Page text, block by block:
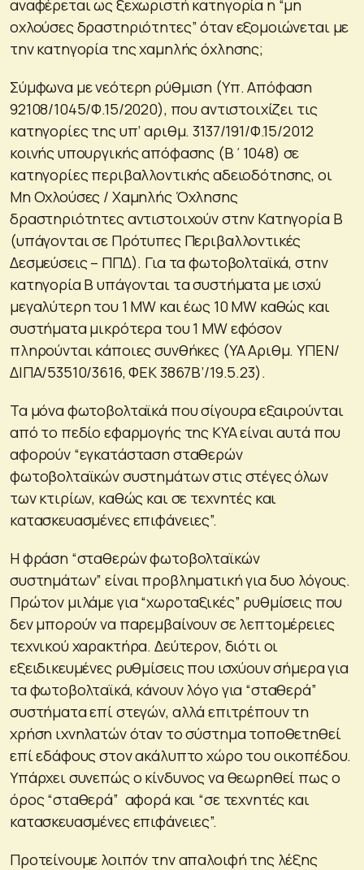
αναφέρεται ως ξεχωριστή κατηγορία η “μη
οχλούσες δραστηριότητες” όταν εξομοιώνεται με
την κατηγορία της χαμηλής όχλησης;
Σύμφωνα με νεότερη ρύθμιση (Υπ. Απόφαση
92108/1045/Φ.15/2020), που αντιστοιχίζει τις
κατηγορίες της υπ’ αριθμ. 3137/191/Φ.15/2012
κοινής υπουργικής απόφασης (Β΄1048) σε
κατηγορίες περιβαλλοντικής αδειοδότησης, οι
Μη Οχλούσες / Χαμηλής Όχλησης
δραστηριότητες αντιστοιχούν στην Κατηγορία Β
(υπάγονται σε Πρότυπες Περιβαλλοντικές
Δεσμεύσεις – ΠΠΔ). Για τα φωτοβολταϊκά, στην
κατηγορία Β υπάγονται τα συστήματα με ισχύ
μεγαλύτερη του 1 MW και έως 10 MW καθώς και
συστήματα μικρότερα του 1 MW εφόσον
πληρούνται κάποιες συνθήκες (ΥΑ Αριθμ. ΥΠΕΝ/
ΔΙΠΑ/53510/3616, ΦΕΚ 3867Β’/19.5.23).
Τα μόνα φωτοβολταϊκά που σίγουρα εξαιρούνται
από το πεδίο εφαρμογής της ΚΥΑ είναι αυτά που
αφορούν “εγκατάσταση σταθερών
φωτοβολταϊκών συστημάτων στις στέγες όλων
των κτιρίων, καθώς και σε τεχνητές και
κατασκευασμένες επιφάνειες”.
Η φράση “σταθερών φωτοβολταϊκών
συστημάτων” είναι προβληματική για δυο λόγους.
Πρώτον μιλάμε για “χωροταξικές” ρυθμίσεις που
δεν μπορούν να παρεμβαίνουν σε λεπτομέρειες
τεχνικού χαρακτήρα. Δεύτερον, διότι οι
εξειδικευμένες ρυθμίσεις που ισχύουν σήμερα για
τα φωτοβολταϊκά, κάνουν λόγο για “σταθερά”
συστήματα επί στεγών, αλλά επιτρέπουν τη
χρήση ιχνηλατών όταν το σύστημα τοποθετηθεί
επί εδάφους στον ακάλυπτο χώρο του οικοπέδου.
Υπάρχει συνεπώς ο κίνδυνος να θεωρηθεί πως ο
όρος “σταθερά” αφορά και “σε τεχνητές και
κατασκευασμένες επιφάνειες”.
Προτείνουμε λοιπόν την απαλοιφή της λέξης